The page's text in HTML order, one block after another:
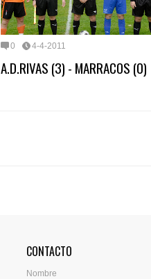
0 4-4-2011
A.D.RIVAS (3) - MARRACOS (0)
CONTACTO
Nombre